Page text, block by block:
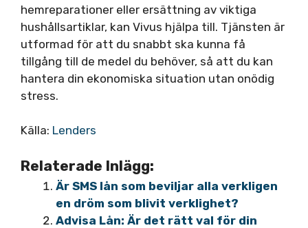
hemreparationer eller ersättning av viktiga
hushållsartiklar, kan Vivus hjälpa till. Tjänsten är
utformad för att du snabbt ska kunna få
tillgång till de medel du behöver, så att du kan
hantera din ekonomiska situation utan onödig
stress.
Källa: Lenders
Relaterade Inlägg:
Är SMS lån som beviljar alla verkligen
en dröm som blivit verklighet?
Advisa Lån: Är det rätt val för din